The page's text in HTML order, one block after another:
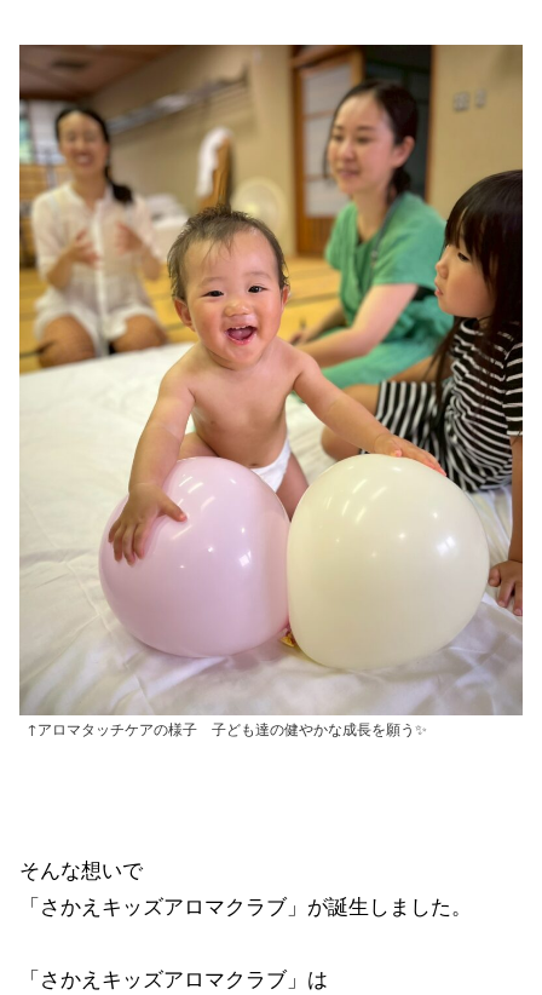
↑アロマタッチケアの様子 子ども達の健やかな成長を願う✨
そんな想いで
「さかえキッズアロマクラブ」が誕生しました。
「さかえキッズアロマクラブ」は